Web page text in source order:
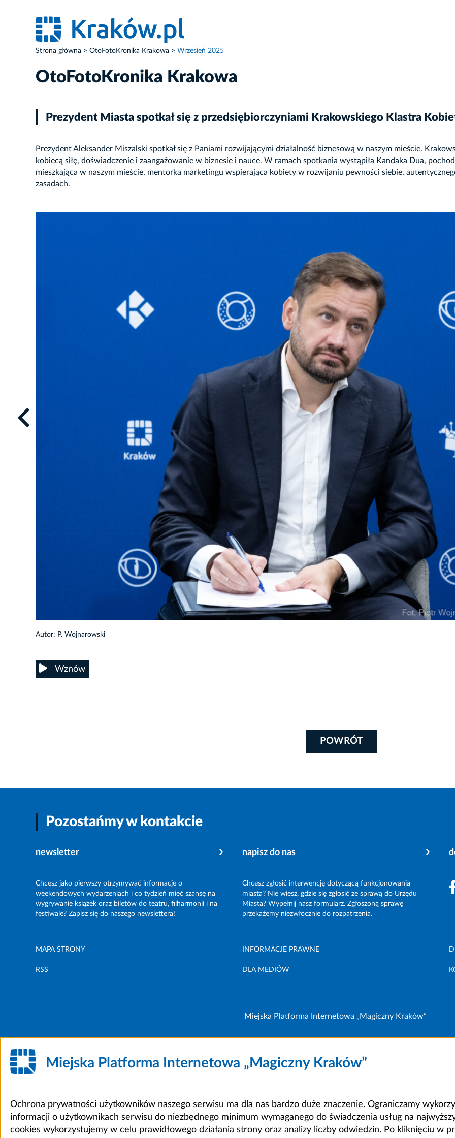
Strona główna OtoFotoKronika Krakowa Wrzesień 2025
OtoFotoKronika Krakowa
Prezydent Miasta spotkał się z przedsiębiorczyniami Krakowskiego Klastra
Prezydent Aleksander Miszalski spotkał się z Paniami rozwijającymi działalność biznesową w naszym mieście.
kobiecą siłę, doświadczenie i zaangażowanie w biznesie i nauce. W ramach spotkania wystąpiła Kandaka Dua,
mieszkająca w naszym mieście, mentorka marketingu wspierająca kobiety w rozwijaniu pewności siebie,
zasadach.
Autor: P. Wojnarowski
Wznów
POWRÓT
Pozostańmy w kontakcie
newsletter
Chcesz jako pierwszy otrzymywać informacje o
weekendowych wydarzeniach i co tydzień mieć szansę na
wygrywanie książek oraz biletów do teatru, filharmonii i na
festiwale? Zapisz się do naszego newslettera!
napisz do nas
Chcesz zgłosić interwencję dotyczącą funkcjonowania
miasta? Nie wiesz, gdzie się zgłosić ze sprawą do Urzędu
Miasta? Wypełnij nasz formularz. Zgłoszoną sprawę
przekażemy niezwłocznie do rozpatrzenia.
MAPA STRONY INFORMACJE PRAWNE
RSS DLA MEDIÓW
Miejska Platforma Internetowa „Magiczny Kraków”
Miejska Platforma Internetowa „Magiczny Kraków”
Ochrona prywatności użytkowników naszego serwisu ma dla nas bardzo duże znaczenie. Ograniczamy
informacji o użytkownikach serwisu do niezbędnego minimum wymaganego do świadczenia usług na
cookies wykorzystujemy w celu prawidłowego działania strony oraz analizy liczby odwiedzin. Po kliknięciu w